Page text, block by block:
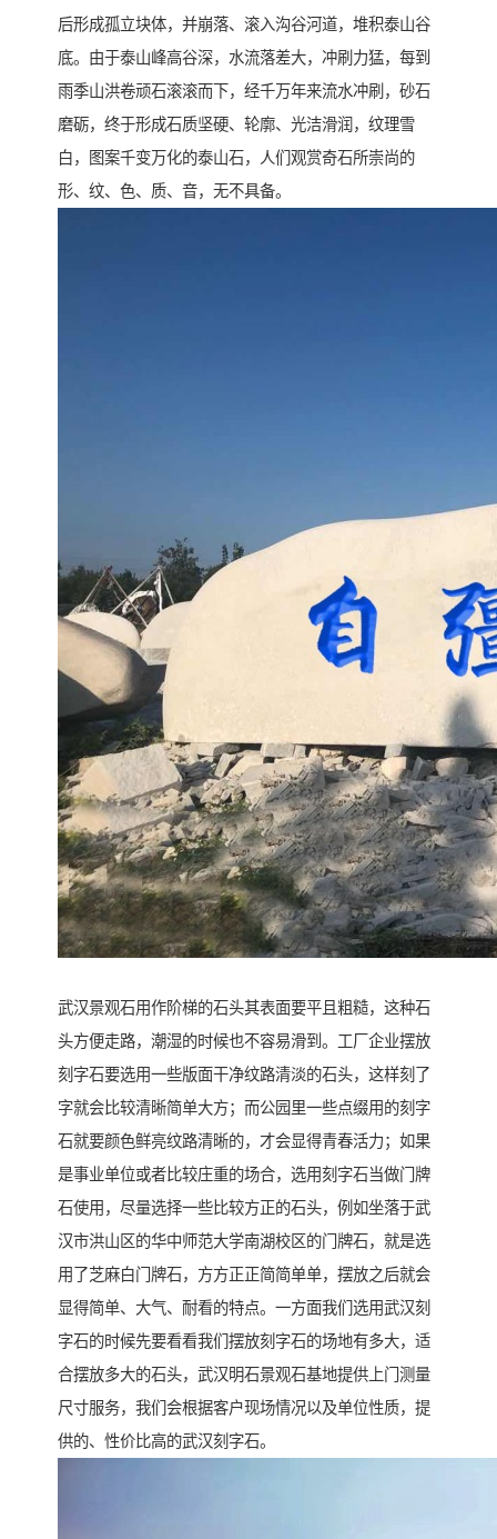
后形成孤立块体，并崩落、滚入沟谷河道，堆积泰山谷
底。由于泰山峰高谷深，水流落差大，冲刷力猛，每到
雨季山洪卷顽石滚滚而下，经千万年来流水冲刷，砂石
磨砺，终于形成石质坚硬、轮廓、光洁滑润，纹理雪
白，图案千变万化的泰山石，人们观赏奇石所崇尚的
形、纹、色、质、音，无不具备。
武汉景观石用作阶梯的石头其表面要平且粗糙，这种石
头方便走路，潮湿的时候也不容易滑到。工厂企业摆放
刻字石要选用一些版面干净纹路清淡的石头，这样刻了
字就会比较清晰简单大方；而公园里一些点缀用的刻字
石就要颜色鲜亮纹路清晰的，才会显得青春活力；如果
是事业单位或者比较庄重的场合，选用刻字石当做门牌
石使用，尽量选择一些比较方正的石头，例如坐落于武
汉市洪山区的华中师范大学南湖校区的门牌石，就是选
用了芝麻白门牌石，方方正正简简单单，摆放之后就会
显得简单、大气、耐看的特点。一方面我们选用武汉刻
字石的时候先要看看我们摆放刻字石的场地有多大，适
合摆放多大的石头，武汉明石景观石基地提供上门测量
尺寸服务，我们会根据客户现场情况以及单位性质，提
供的、性价比高的武汉刻字石。